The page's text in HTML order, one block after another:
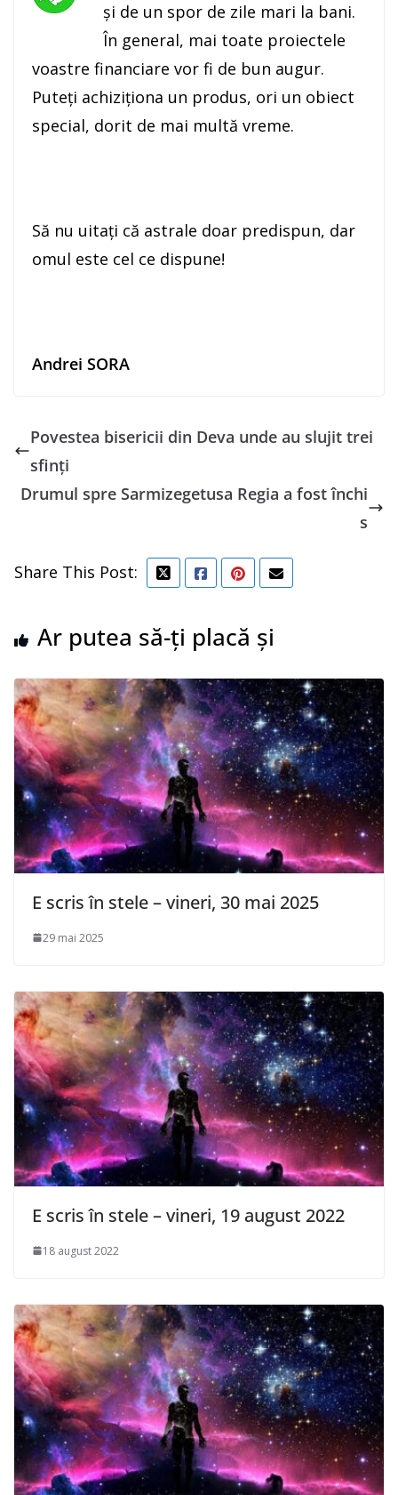
şi de un spor de zile mari la bani.
În general, mai toate proiectele
voastre financiare vor fi de bun augur.
Puteţi achiziţiona un produs, ori un obiect
special, dorit de mai multă vreme.
Să nu uitaţi că astrale doar predispun, dar
omul este cel ce dispune!
Andrei SORA
Povestea bisericii din Deva unde au slujit trei
sfinţi
Drumul spre Sarmizegetusa Regia a fost închi
s
Share This Post:
Ar putea să-ți placă și
E scris în stele – vineri, 30 mai 2025
29 mai 2025
E scris în stele – vineri, 19 august 2022
18 august 2022